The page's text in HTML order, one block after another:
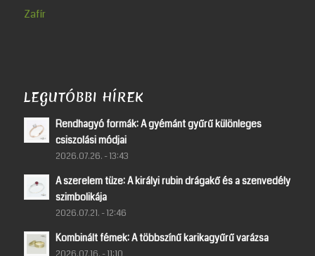
Zafír
LEGUTÓBBI HÍREK
Rendhagyó formák: A gyémánt gyűrű különleges
csiszolási módjai
2026.07.26. - 13:43
A szerelem tüze: A királyi rubin drágakő és a szenvedély
szimbolikája
2026.07.21. - 12:46
Kombinált fémek: A többszínű karikagyűrű varázsa